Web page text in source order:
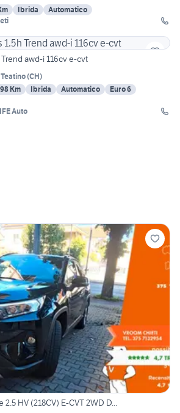
Ibrida
Automatico
awd-i 116cv e-cvt
(CH)
Km Ibrida Automatico
Euro 6
Auto
HV (218CV) E-CVT 2WD D...